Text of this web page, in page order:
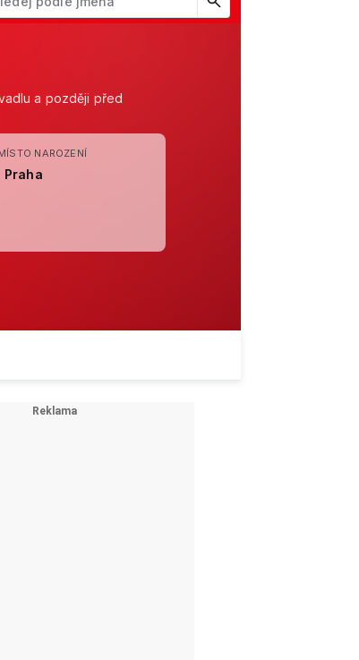
psát jméno. Šipkami dolů a nahoru procházejte návrhy,
a později před
NAROZENÍ
Praha